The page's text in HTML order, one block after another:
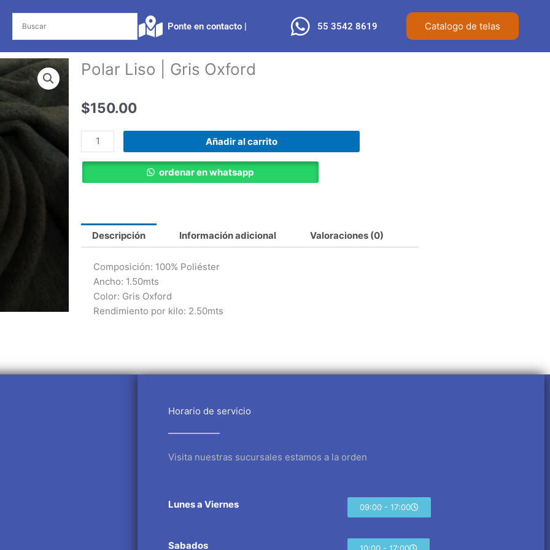
Ponte en contacto |​ 55 3542 8619 Catalogo de telas
Polar Liso | Gris Oxford
$150.00
Polar
Liso
|
Gris
Añadir al carrito
ordenar en whatsapp
Descripción Información adicional Valoraciones (0)
Composición: 100% Poliéster
Ancho: 1.50mts
Color: Gris Oxford
Rendimiento por kilo: 2.50mts
Horario de servicio
Visita nuestras sucursales estamos a la orden
Lunes a Viernes 09:00 - 17:00
Sabados